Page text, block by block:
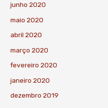
junho 2020
maio 2020
abril 2020
março 2020
fevereiro 2020
janeiro 2020
dezembro 2019